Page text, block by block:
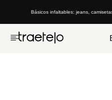
Básicos infaltables: jeans,